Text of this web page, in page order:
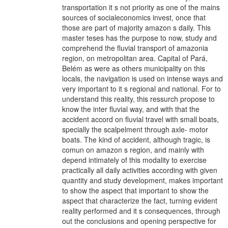
transportation it s not priority as one of the mains
sources of socialeconomics invest, once that
those are part of majority amazon s daily. This
master teses has the purpose to now, study and
comprehend the fluvial transport of amazonia
region, on metropolitan area. Capital of Pará,
Belém as were as others municipality on this
locals, the navigation is used on intense ways and
very important to it s regional and national. For to
understand this reality, this ressurch propose to
know the inter fluvial way, and with that the
accident accord on fluvial travel with small boats,
specially the scalpelment through axle- motor
boats. The kind of accident, although tragic, is
comun on amazon s region, and mainly with
depend intimately of this modality to exercise
practically all daily activities according with given
quantity and study development, makes important
to show the aspect that important to show the
aspect that characterize the fact, turning evident
reality performed and it s consequences, through
out the conclusions and opening perspective for